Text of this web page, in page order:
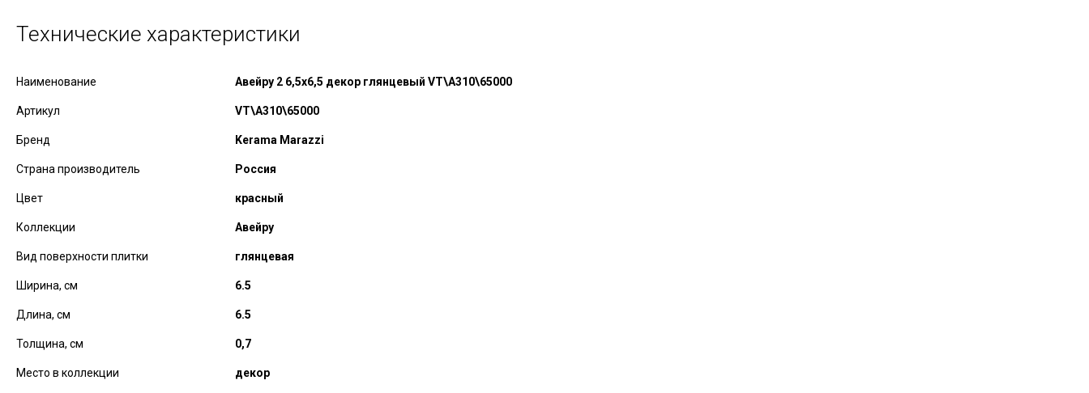
Технические характеристики
Наименование Авейру 2 6,5x6,5 декор глянцевый VT\A310\65000
Артикул VT\A310\65000
Бренд Kerama Marazzi
Страна производитель Россия
Цвет красный
Коллекции Авейру
Вид поверхности плитки глянцевая
Ширина, см 6.5
Длина, см 6.5
Толщина, см 0,7
Место в коллекции декор